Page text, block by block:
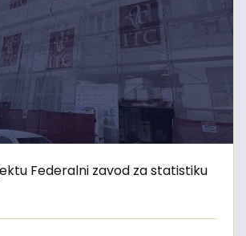
Federalni zavod za statistiku